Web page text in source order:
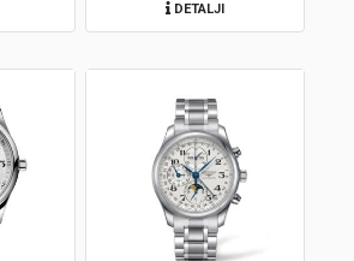
DETALJI